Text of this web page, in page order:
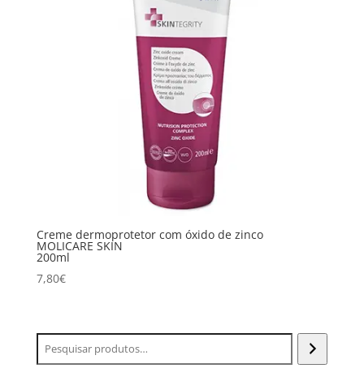
Creme dermoprotetor com óxido de zinco
MOLICARE SKIN
200ml
7,80€